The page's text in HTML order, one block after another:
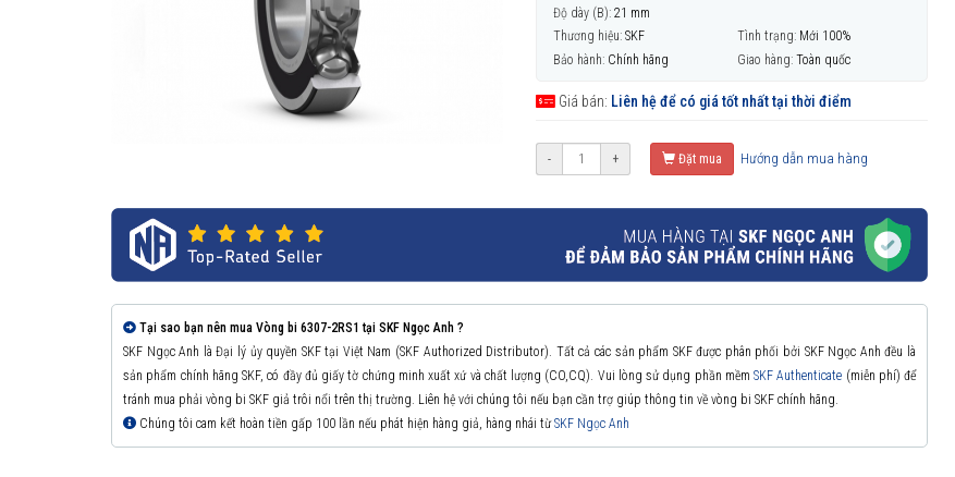
Độ dày (B): 21 mm
Thương hiệu: SKF Tình trạng: Mới 100%
Bảo hành: Chính hãng Giao hàng: Toàn quốc
Giá bán: Liên hệ để có giá tốt nhất tại thời điểm
- + Đặt mua Hướng dẫn mua hàng
Tại sao bạn nên mua Vòng bi 6307-2RS1 tại SKF Ngọc Anh ?
SKF Ngọc Anh là Đại lý ủy quyền SKF tại Việt Nam (SKF Authorized Distributor). Tất cả các sản phẩm SKF được phân phối bởi SKF Ngọc Anh đều là
sản phẩm chính hãng SKF, có đầy đủ giấy tờ chứng minh xuất xứ và chất lượng (CO,CQ). Vui lòng sử dụng phần mềm SKF Authenticate (miễn phí) để
tránh mua phải vòng bi SKF giả trôi nổi trên thị trường. Liên hệ với chúng tôi nếu bạn cần trợ giúp thông tin về vòng bi SKF chính hãng.
Chúng tôi cam kết hoàn tiền gấp 100 lần nếu phát hiện hàng giả, hàng nhái từSKF Ngọc Anh